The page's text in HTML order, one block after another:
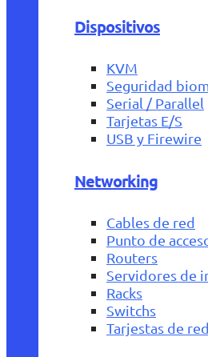
Dispositivos
KVM
Seguridad
Serial / Parallel
Tarjetas E/S
USB y Firewire
Networking
Cables de red
Punto de
Routers
Servidores de
Racks
Switchs
Tarjestas de red